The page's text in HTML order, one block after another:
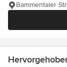
Bammentaler